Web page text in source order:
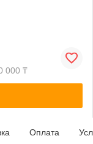
000 ₸
Оплата